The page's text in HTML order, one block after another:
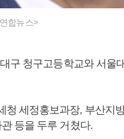
합뉴스>
구 청구고등학교와 서울
청 세정홍보과장, 부산지
등을 두루 거쳤다.